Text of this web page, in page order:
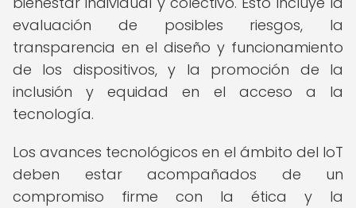
evaluación de posibles riesgos, la
transparencia en el diseño y funcionamiento
de los dispositivos, y la promoción de la
inclusión y equidad en el acceso a la
tecnología.
Los avances tecnológicos en el ámbito del IoT
deben estar acompañados de un
compromiso firme con la ética y la